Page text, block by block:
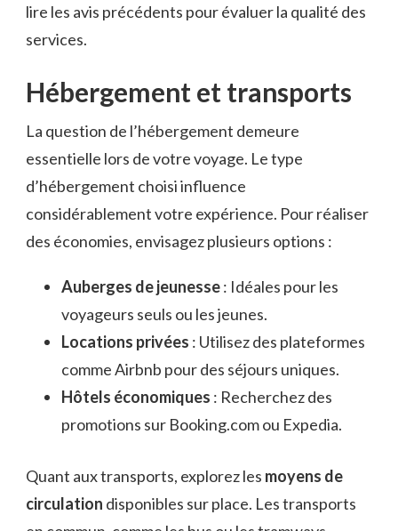
lire les avis précédents pour évaluer la qualité des
services.
Hébergement et transports
La question de l’hébergement demeure
essentielle lors de votre voyage. Le type
d’hébergement choisi influence
considérablement votre expérience. Pour réaliser
des économies, envisagez plusieurs options :
Auberges de jeunesse: Idéales pour les
voyageurs seuls ou les jeunes.
Locations privées : Utilisez des plateformes
comme Airbnb pour des séjours uniques.
Hôtels économiques : Recherchez des
promotions sur Booking.com ou Expedia.
Quant aux transports, explorez les moyens de
circulation disponibles sur place. Les transports